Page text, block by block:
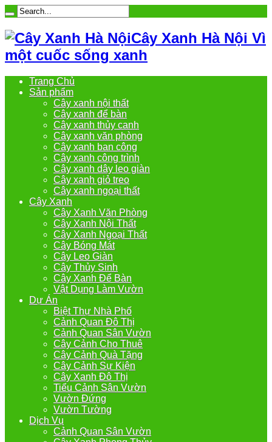
Cây Xanh Hà Nội Vì
một cuốc sống xanh
Trang Chủ
Sản phẩm
Cây xanh nội thất
Cây xanh để bàn
Cây xanh thủy canh
Cây xanh văn phòng
Cây xanh ban công
Cây xanh công trình
Cây xanh dây leo giàn
Cây xanh giỏ treo
Cây xanh ngoại thất
Cây Xanh
Cây Xanh Văn Phòng
Cây Xanh Nội Thất
Cây Xanh Ngoại Thất
Cây Bóng Mát
Cây Leo Giàn
Cây Thủy Sinh
Cây Xanh Để Bàn
Vật Dụng Làm Vườn
Dự Án
Biệt Thự Nhà Phố
Cảnh Quan Đô Thị
Cảnh Quan Sân Vườn
Cây Cảnh Cho Thuê
Cây Cảnh Quà Tặng
Cây Cảnh Sự Kiện
Cây Xanh Đô Thị
Tiểu Cảnh Sân Vườn
Vườn Đứng
Vườn Tường
Dịch Vụ
Cảnh Quan Sân Vườn